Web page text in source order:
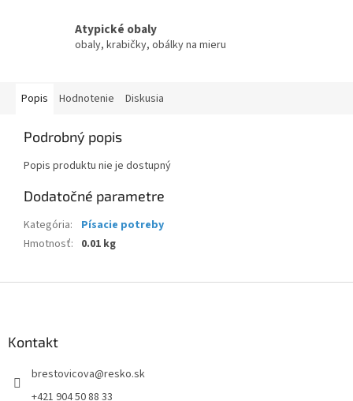
Atypické obaly
obaly, krabičky, obálky na mieru
Popis Hodnotenie Diskusia
Podrobný popis
Popis produktu nie je dostupný
Dodatočné parametre
Kategória:
Písacie potreby
Hmotnosť: 0.01 kg
Kontakt
brestovicova@resko.sk
+421 904 50 88 33